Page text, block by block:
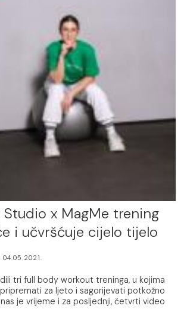
Studio x MagMe trening
i učvršćuje cijelo tijelo
04.05.2021.
tri full body workout treninga, u kojima
za ljeto i sagorijevati potkožno
je vrijeme i za posljednji, četvrti video